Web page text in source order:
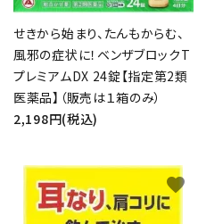
せきから始まり、たんもからむ、
風邪の症状に！ベンザブロックT
プレミアムDX 24錠【指定第2類
医薬品】（販売は１箱のみ）
2,198円(税込)
favorite